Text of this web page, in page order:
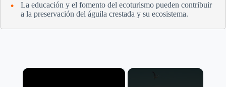
La educación y el fomento del ecoturismo pueden contribuir
a la preservación del águila crestada y su ecosistema.
×